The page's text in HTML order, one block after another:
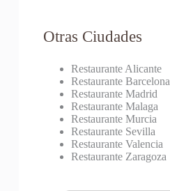
Otras Ciudades
Restaurante Alicante
Restaurante Barcelona
Restaurante Madrid
Restaurante Malaga
Restaurante Murcia
Restaurante Sevilla
Restaurante Valencia
Restaurante Zaragoza